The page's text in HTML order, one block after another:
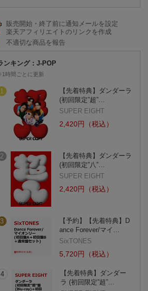
販売開始・終了前に通知メールを設定
楽天アフィリエイトのリンクを作成
不適切な商品を報告
ンキング：J-POP
時間ごとに更新
1
【先着特典】ダンダーラ
(初回限定”超”…
SUPER EIGHT
2,420円（税込）
2
【先着特典】ダンダーラ
(初回限定”八”…
SUPER EIGHT
2,420円（税込）
3
【予約】【先着特典】D
ance Forever/マイ…
SixTONES
5,720円（税込）
4
【先着特典】ダンダー
ラ (初回限定”超”…